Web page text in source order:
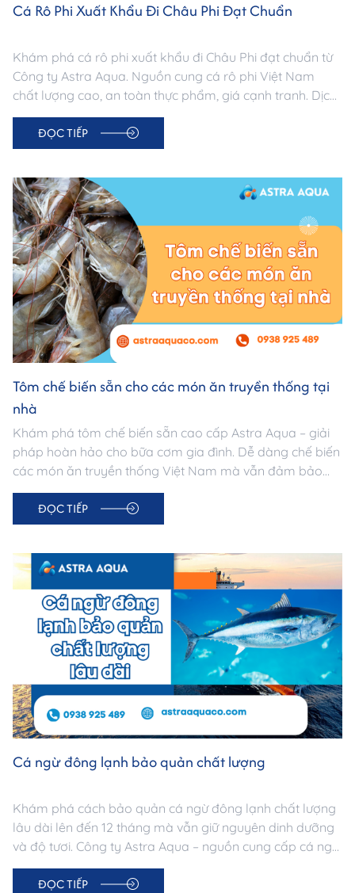
Cá Rô Phi Xuất Khẩu Đi Châu Phi Đạt Chuẩn
Khám phá cá rô phi xuất khẩu đi Châu Phi đạt chuẩn từ
Công ty Astra Aqua. Nguồn cung cá rô phi Việt Nam
chất lượng cao, an toàn thực phẩm, giá cạnh tranh. Dịch
vụ sourcing & xuất khẩu chuyên nghiệp –
astraaquaco.com.
ĐỌC TIẾP
Tôm chế biến sẵn cho các món ăn truyền thống tại
nhà
Khám phá tôm chế biến sẵn cao cấp Astra Aqua – giải
pháp hoàn hảo cho bữa cơm gia đình. Dễ dàng chế biến
các món ăn truyền thống Việt Nam mà vẫn đảm bảo
tươi ngon, bổ dưỡng và vệ sinh an toàn thực phẩm.
ĐỌC TIẾP
Cá ngừ đông lạnh bảo quản chất lượng
Khám phá cách bảo quản cá ngừ đông lạnh chất lượng
lâu dài lên đến 12 tháng mà vẫn giữ nguyên dinh dưỡng
và độ tươi. Công ty Astra Aqua – nguồn cung cấp cá ngừ
đông lạnh uy tín tại TP.HCM, đạt chuẩn xuất khẩu.
ĐỌC TIẾP